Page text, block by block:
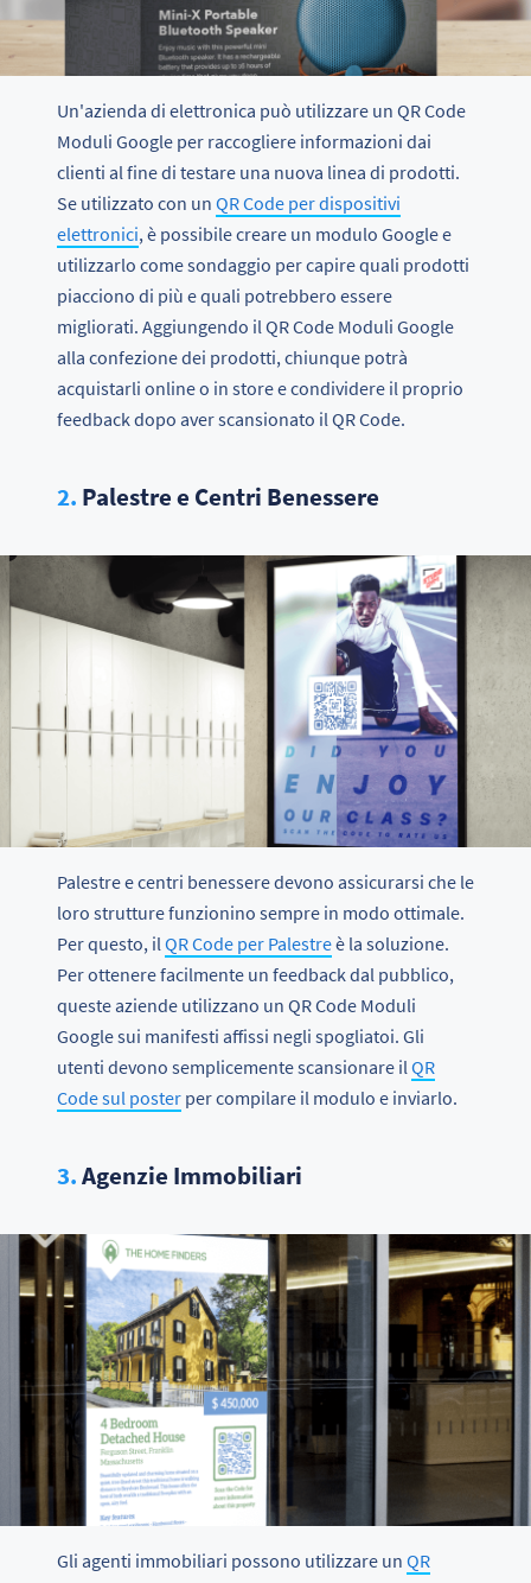
Un'azienda di elettronica può utilizzare un QR Code
Moduli Google per raccogliere informazioni dai
clienti al fine di testare una nuova linea di prodotti.
Se utilizzato con un QR Code per dispositivi
elettronici, è possibile creare un modulo Google e
utilizzarlo come sondaggio per capire quali prodotti
piacciono di più e quali potrebbero essere
migliorati. Aggiungendo il QR Code Moduli Google
alla confezione dei prodotti, chiunque potrà
acquistarli online o in store e condividere il proprio
feedback dopo aver scansionato il QR Code.
2. Palestre e Centri Benessere
Palestre e centri benessere devono assicurarsi che le
loro strutture funzionino sempre in modo ottimale.
Per questo, ilQR Code per Palestreè la soluzione.
Per ottenere facilmente un feedback dal pubblico,
queste aziende utilizzano un QR Code Moduli
Google sui manifesti affissi negli spogliatoi. Gli
utenti devono semplicemente scansionare ilQR
Code sul poster per compilare il modulo e inviarlo.
3.Agenzie Immobiliari
Gli agenti immobiliari possono utilizzare un QR